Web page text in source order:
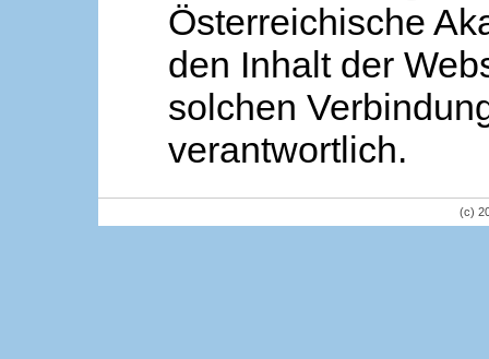
Österreichische
den Inhalt der
solchen
verantwortlich.
(c)